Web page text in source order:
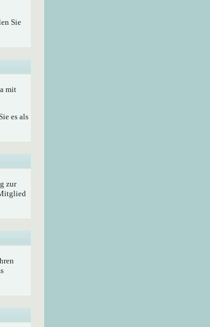
Sie
mit
es als
zur